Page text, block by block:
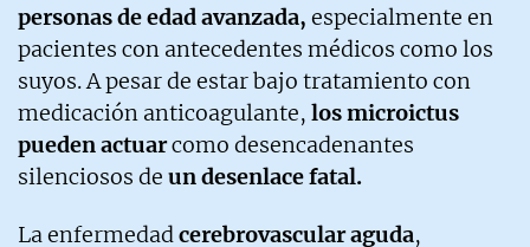
personas de edad avanzada, especialmente en
pacientes con antecedentes médicos como los
suyos. A pesar de estar bajo tratamiento con
medicación anticoagulante, los microictus
pueden actuarcomo desencadenantes
silenciosos de un desenlace fatal.
La enfermedadcerebrovascular aguda,